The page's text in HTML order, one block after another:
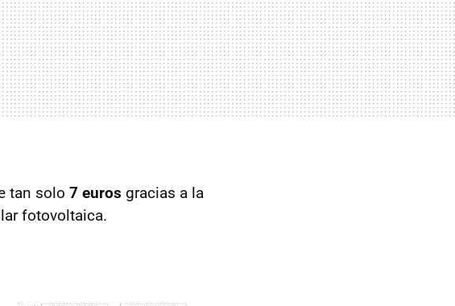
tan solo 7 euros gracias a la
fotovoltaica.